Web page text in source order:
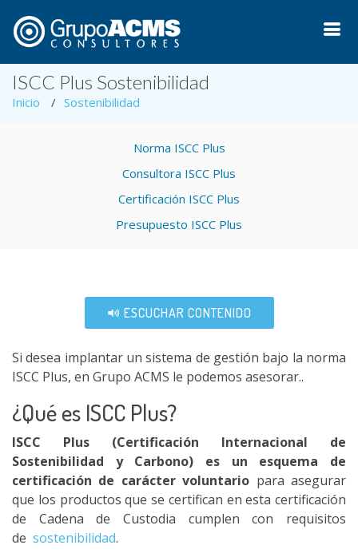
ISCC Plus Sostenibilidad
Inicio Sostenibilidad
Norma ISCC Plus
Consultora ISCC Plus
Certificación ISCC Plus
Presupuesto ISCC Plus
ESCUCHAR CONTENIDO
Si desea implantar un sistema de gestión bajo la norma
ISCC Plus, en Grupo ACMS le podemos asesorar..
¿Qué es ISCC Plus?
ISCC Plus (Certificación Internacional de
Sostenibilidad y Carbono) es un esquema de
certificación de carácter voluntario para asegurar
que los productos que se certifican en esta certificación
de Cadena de Custodia cumplen con requisitos
de sostenibilidad.